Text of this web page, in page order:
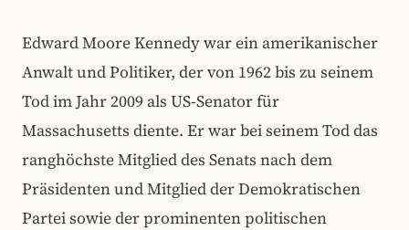
Edward Moore Kennedy war ein amerikanischer
Anwalt und Politiker, der von 1962 bis zu seinem
Tod im Jahr 2009 als US-Senator für
Massachusetts diente. Er war bei seinem Tod das
ranghöchste Mitglied des Senats nach dem
Präsidenten und Mitglied der Demokratischen
Partei sowie der prominenten politischen